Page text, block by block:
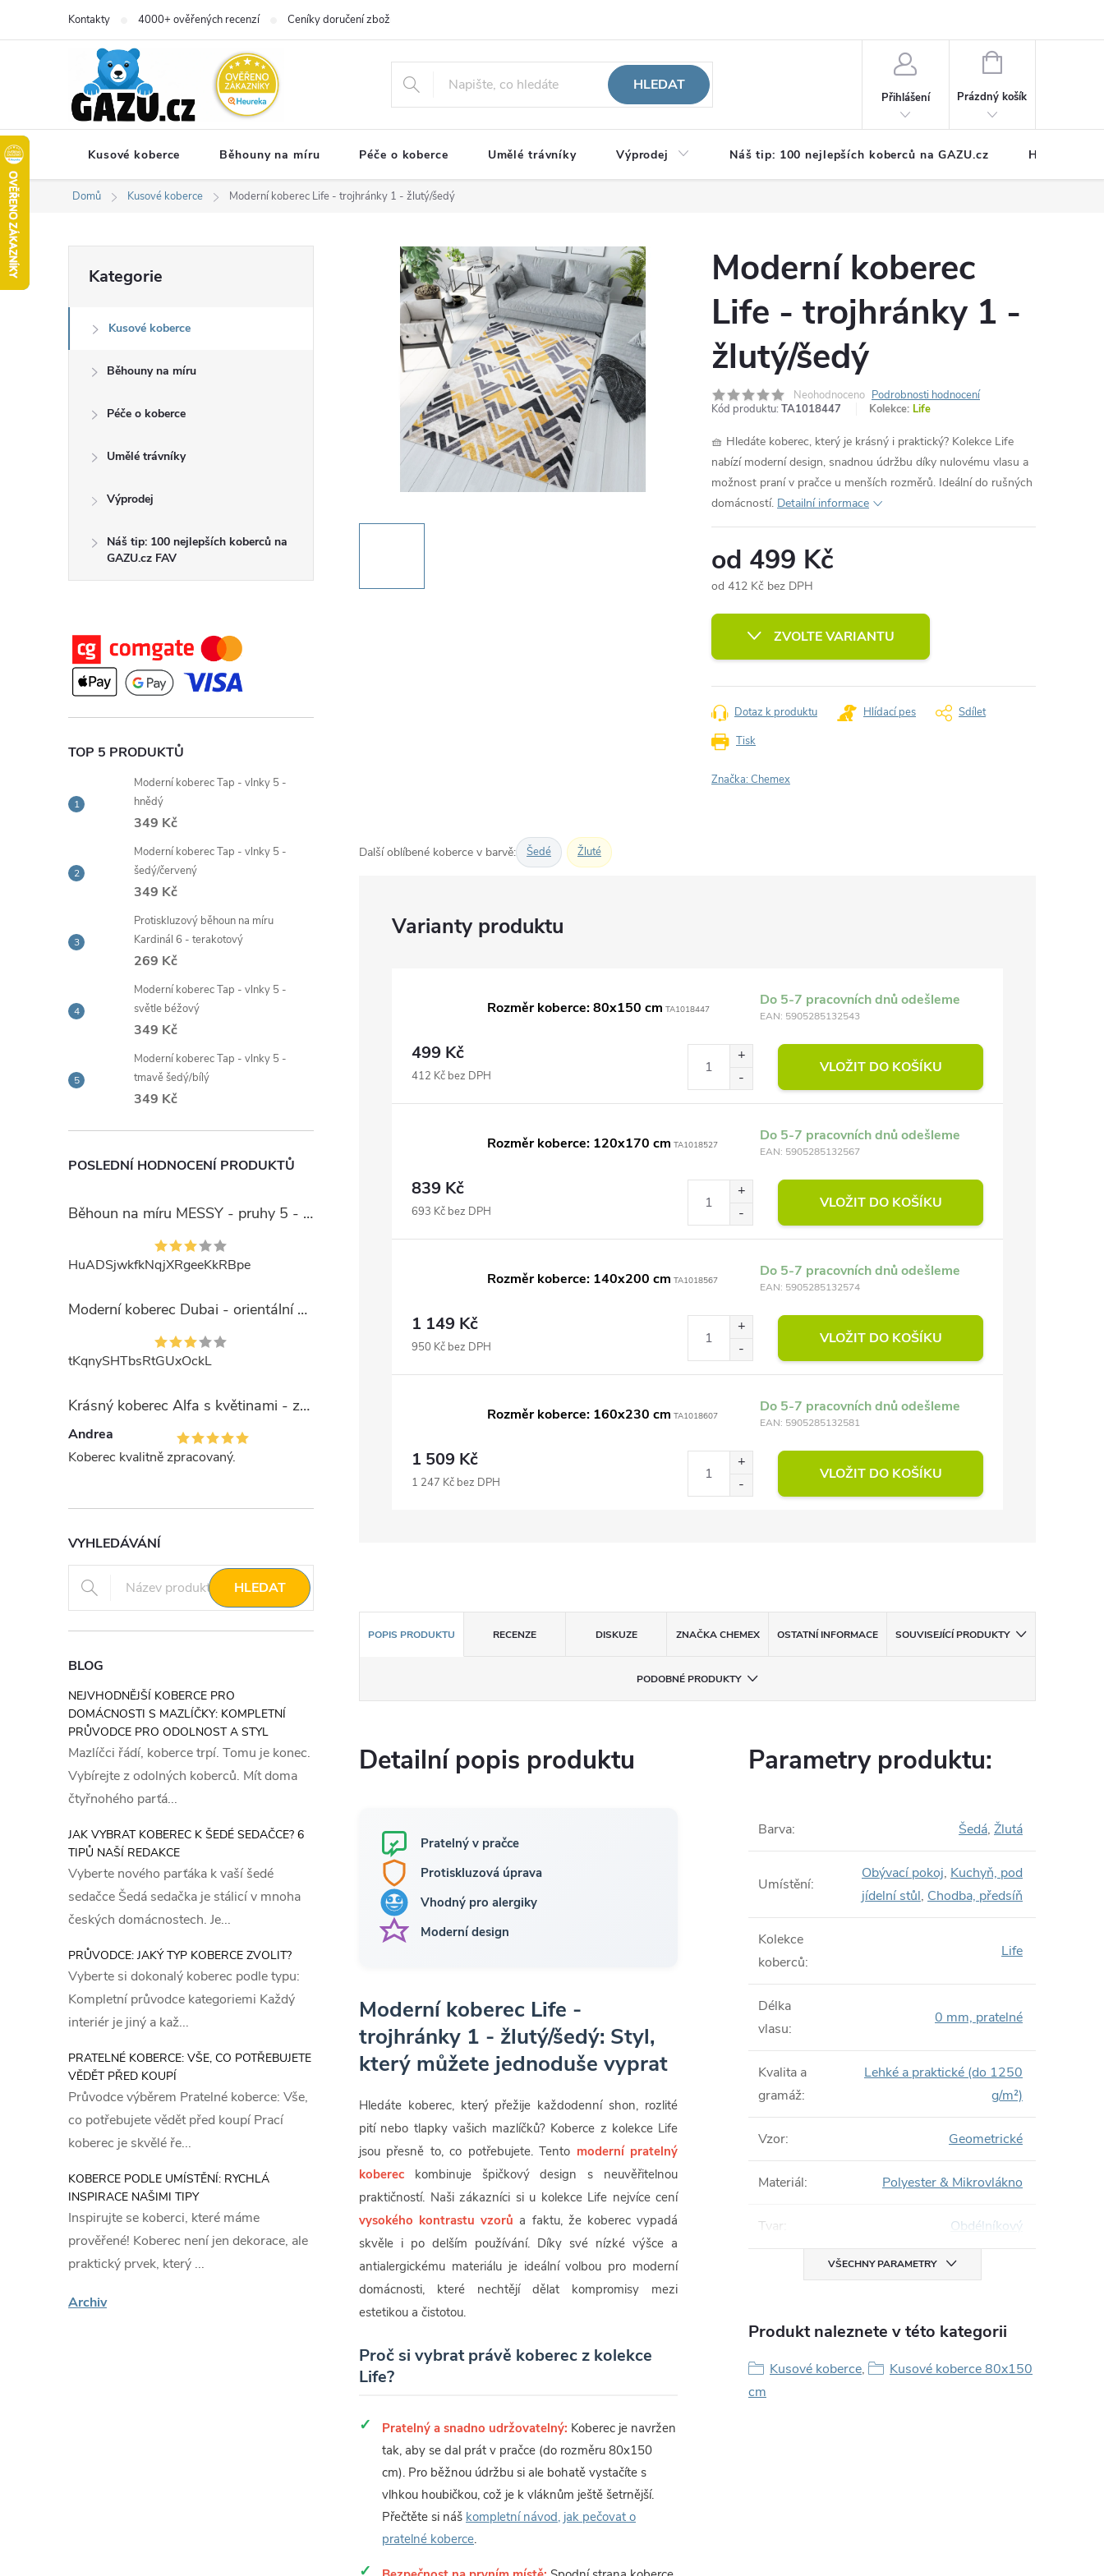
Kontakty 4000+ ověřených recenzí Ceníky doručení zboží
HLEDAT
Přihlášení
NÁKUPNÍ
Prázdný košík
Kusové koberce Běhouny na míru Péče o koberce Umělé trávníky Výprodej Náš tip: 100 nejlepších koberců na GAZU.cz Hodnocení
Domů Kusové koberce Moderní koberec Life - trojhránky 1 - žlutý/šedý
o
s
í
p
a
n
e
l
kategorie
Kategorie
Kusové koberce
Běhouny na míru
Péče o koberce
Umělé trávníky
Výprodej
Náš tip: 100 nejlepších koberců na
GAZU.cz FAV
TOP 5 PRODUKTŮ
Moderní koberec Tap - vlnky 5 -
hnědý
349 Kč
Moderní koberec Tap - vlnky 5 -
šedý/červený
349 Kč
Protiskluzový běhoun na míru
Kardinál 6 - terakotový
269 Kč
Moderní koberec Tap - vlnky 5 -
světle béžový
349 Kč
Moderní koberec Tap - vlnky 5 -
tmavě šedý/bílý
349 Kč
POSLEDNÍ HODNOCENÍ PRODUKTŮ
Běhoun na míru MESSY - pruhy 5 - béžový
HuADSjwkfkNqjXRgeeKkRBpe
Moderní koberec Dubai - orientální 6 - červený
tKqnySHTbsRtGUxOckL
Krásný koberec Alfa s květinami - zelený
Andrea
Koberec kvalitně zpracovaný.
VYHLEDÁVÁNÍ
HLEDAT
BLOG
NEJVHODNĚJŠÍ KOBERCE PRO
DOMÁCNOSTI S MAZLÍČKY: KOMPLETNÍ
PRŮVODCE PRO ODOLNOST A STYL
Mazlíčci řádí, koberce trpí. Tomu je konec.
Vybírejte z odolných koberců. Mít doma
čtyřnohého parťá...
JAK VYBRAT KOBEREC K ŠEDÉ SEDAČCE? 6
TIPŮ NAŠÍ REDAKCE
Vyberte nového parťáka k vaší šedé
sedačce Šedá sedačka je stálicí v mnoha
českých domácnostech. Je...
PRŮVODCE: JAKÝ TYP KOBERCE ZVOLIT?
Vyberte si dokonalý koberec podle typu:
Kompletní průvodce kategoriemi Každý
interiér je jiný a kaž...
PRATELNÉ KOBERCE: VŠE, CO POTŘEBUJETE
VĚDĚT PŘED KOUPÍ
Průvodce výběrem Pratelné koberce: Vše,
co potřebujete vědět před koupí Prací
koberec je skvělé ře...
KOBERCE PODLE UMÍSTĚNÍ: RYCHLÁ
INSPIRACE NAŠIMI TIPY
Inspirujte se koberci, které máme
prověřené! Koberec není jen dekorace, ale
praktický prvek, který ...
Archiv
Moderní koberec
Life - trojhránky 1 -
žlutý/šedý
Neohodnoceno Podrobnosti hodnocení
Kód produktu: TA1018447 Kolekce: Life
🧺 Hledáte koberec, který je krásný i praktický? Kolekce Life
nabízí moderní design, snadnou údržbu díky nulovému vlasu a
možnost praní v pračce u menších rozměrů. Ideální do rušných
domácností. Detailní informace
od 499 Kč
od 412 Kč bez DPH
cena:
ZVOLTE VARIANTU
Tisk
Dotaz k produktu Hlídací pes Sdílet
Značka:Chemex
Další oblíbené koberce v barvě: Šedé Žluté
Rozměr koberce: 80x150 cm TA1018447
Do 5-7 pracovních dnů odešleme
EAN: 5905285132543
499 Kč
412 Kč bez DPH VLOŽIT DO KOŠÍKU
Rozměr koberce: 120x170 cm TA1018527
Do 5-7 pracovních dnů odešleme
EAN: 5905285132567
839 Kč
693 Kč bez DPH VLOŽIT DO KOŠÍKU
Rozměr koberce: 140x200 cm TA1018567
Do 5-7 pracovních dnů odešleme
EAN: 5905285132574
1 149 Kč
950 Kč bez DPH VLOŽIT DO KOŠÍKU
Rozměr koberce: 160x230 cm TA1018607
Do 5-7 pracovních dnů odešleme
EAN: 5905285132581
1 509 Kč
1 247 Kč bez DPH VLOŽIT DO KOŠÍKU
POPIS PRODUKTU RECENZE DISKUZE ZNAČKACHEMEX OSTATNÍ INFORMACE SOUVISEJÍCÍ PRODUKTY
PODOBNÉ PRODUKTY
Detailní popis produktu
Pratelný v pračce
Protiskluzová úprava
Vhodný pro alergiky
Moderní design
Moderní koberec Life -
trojhránky 1 - žlutý/šedý: Styl,
který můžete jednoduše vyprat
Hledáte koberec, který přežije každodenní shon, rozlité
pití nebo tlapky vašich mazlíčků? Koberce z kolekce Life
jsou přesně to, co potřebujete. Tento moderní pratelný
koberec kombinuje špičkový design s neuvěřitelnou
praktičností. Naši zákazníci si u kolekce Life nejvíce cení
vysokého kontrastu vzorů a faktu, že koberec vypadá
skvěle i po delším používání. Díky své nízké výšce a
antialergickému materiálu je ideální volbou pro moderní
domácnosti, které nechtějí dělat kompromisy mezi
estetikou a čistotou.
Proč si vybrat právě koberec z kolekce
Life?
Pratelný a snadno udržovatelný: Koberec je navržen
tak, aby se dal prát v pračce (do rozměru 80x150
cm). Pro běžnou údržbu si ale bohatě vystačíte s
vlhkou houbičkou, což je k vláknům ještě šetrnější.
Přečtěte si náš kompletní návod, jak pečovat o
pratelné koberce.
Parametry produktu:
Barva: Šedá, Žlutá
Umístění:
Obývací pokoj, Kuchyň, pod
jídelní stůl, Chodba, předsíň
Kolekce
koberců:
Life
Délka
vlasu:
0 mm, pratelné
Kvalita a
gramáž:
Lehké a praktické (do 1250
g/m²)
Vzor: Geometrické
Materiál: Polyester & Mikrovlákno
Tvar: Obdélníkový
VŠECHNY PARAMETRY
Produkt naleznete v této kategorii
Kusové koberce,
Kusové koberce 80x150
cm